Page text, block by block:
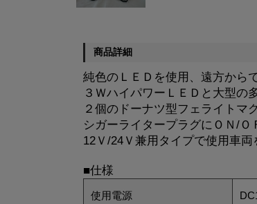
商品詳細
純色のＬＥＤを使用、遠方から
３ＷハイパワーＬＥＤと大型の
２個のドーナツ型フェライトマ
シガーライタープラグにＯＮ/Ｏ
12Ｖ/24Ｖ兼用タイプで使用車両
■仕様
使用電源